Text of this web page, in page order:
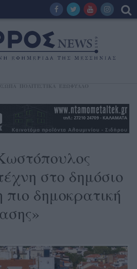
στο δημόσιο
δημοκρατική